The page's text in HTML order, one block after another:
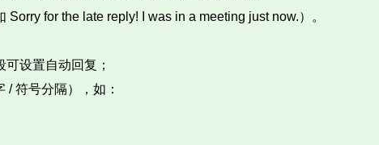
for the late reply! I was in a meeting just now.）。​
设置自动回复；​
符号分隔），如：​